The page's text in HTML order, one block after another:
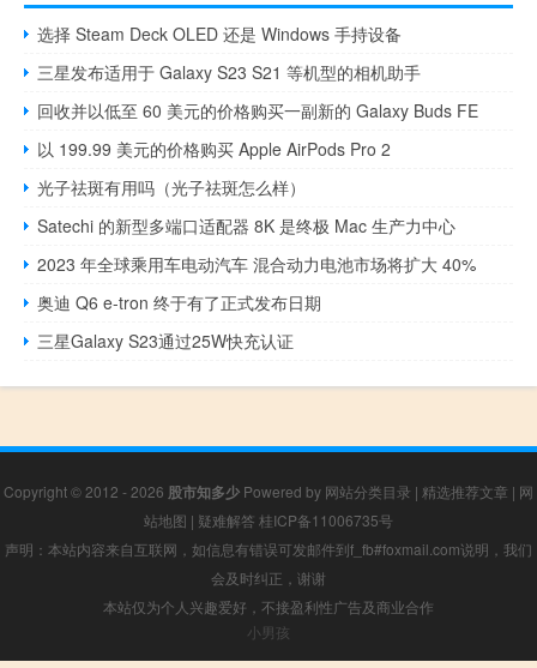
选择 Steam Deck OLED 还是 Windows 手持设备
三星发布适用于 Galaxy S23 S21 等机型的相机助手
回收并以低至 60 美元的价格购买一副新的 Galaxy Buds FE
以 199.99 美元的价格购买 Apple AirPods Pro 2
光子祛斑有用吗（光子祛斑怎么样）
Satechi 的新型多端口适配器 8K 是终极 Mac 生产力中心
2023 年全球乘用车电动汽车 混合动力电池市场将扩大 40%
奥迪 Q6 e-tron 终于有了正式发布日期
三星Galaxy S23通过25W快充认证
Copyright © 2012 - 2026 股市知多少 Powered by 网站分类目录 | 精选推荐文章 | 网
站地图 | 疑难解答 桂ICP备11006735号
声明：本站内容来自互联网，如信息有错误可发邮件到f_fb#foxmail.com说明，我们
会及时纠正，谢谢
本站仅为个人兴趣爱好，不接盈利性广告及商业合作
小男孩